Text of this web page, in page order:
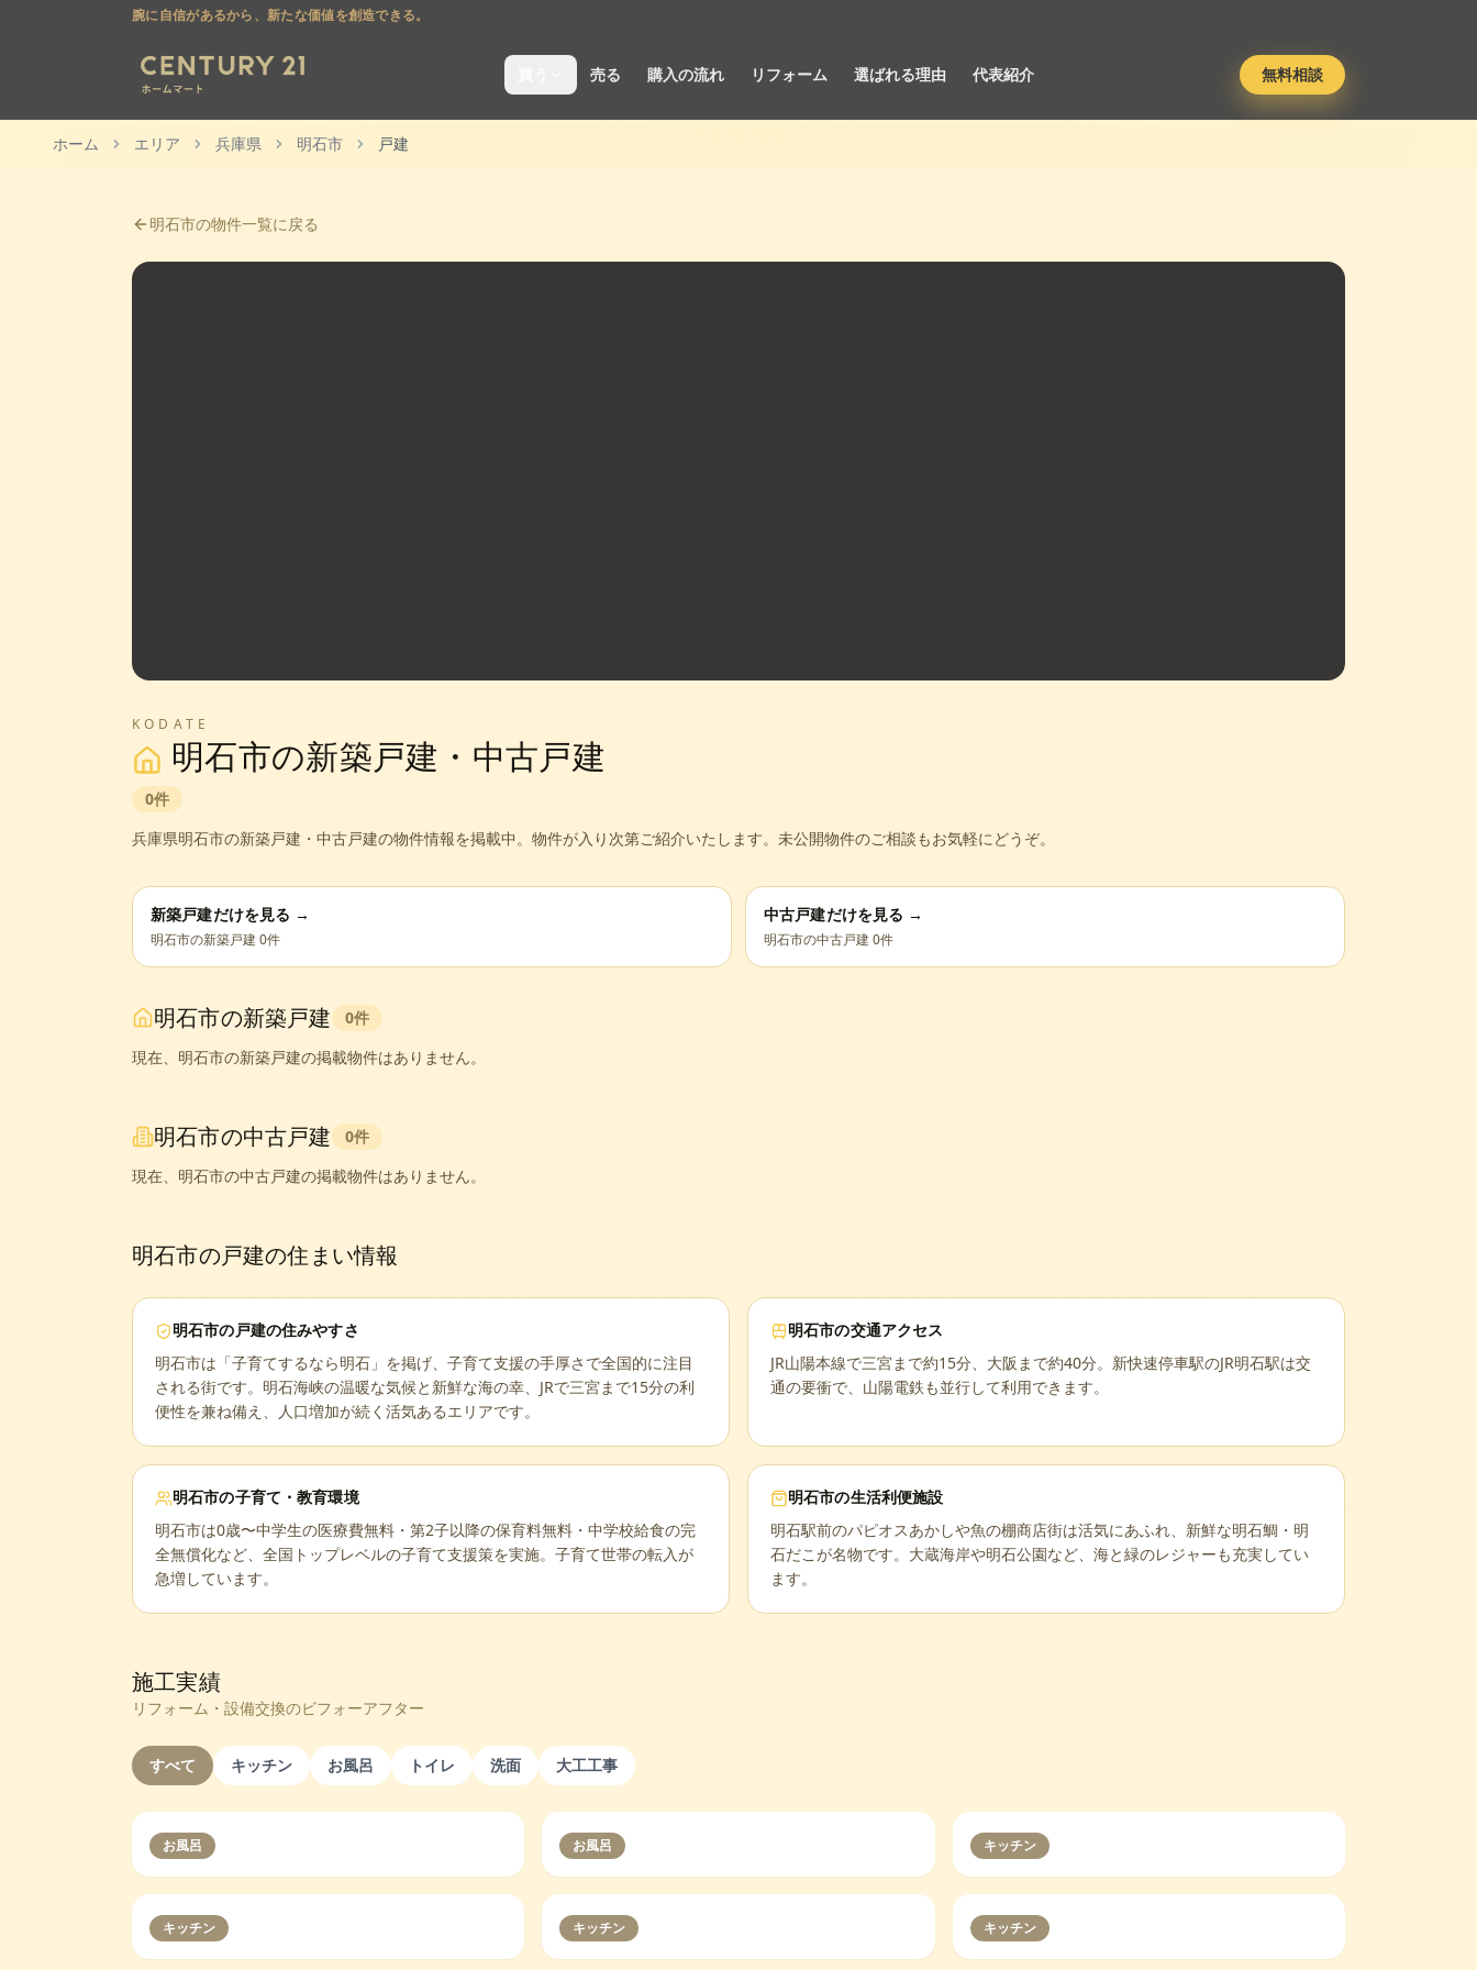
腕に自信があるから、新たな価値を創造できる。
売る 購入の流れ リフォーム 選ばれる理由 代表紹介 無料相談
ホーム エリア 兵庫県 明石市 戸建
明石市の物件一覧に戻る
KODATE
明石市の新築戸建・中古戸建
0件
兵庫県明石市の新築戸建・中古戸建の物件情報を掲載中。 物件が入り次第ご紹介いたします。未公開物件のご相談もお気軽にどうぞ。
新築戸建だけを見る →
明石市の新築戸建0件
中古戸建だけを見る →
明石市の中古戸建0件
明石市の新築戸建 0件
現在、 明石市の新築戸建の掲載物件はありません。
明石市の中古戸建 0件
現在、 明石市の中古戸建の掲載物件はありません。
明石市の戸建の住まい情報
明石市の戸建の住みやすさ
明石市は「子育てするなら明石」を掲げ、子育て支援の手厚さで全国的に注目
される街です。明石海峡の温暖な気候と新鮮な海の幸、JRで三宮まで15分の利
便性を兼ね備え、人口増加が続く活気あるエリアです。
明石市の交通アクセス
JR山陽本線で三宮まで約15分、大阪まで約40分。新快速停車駅のJR明石駅は交
通の要衝で、山陽電鉄も並行して利用できます。
明石市の子育て・教育環境
明石市は0歳〜中学生の医療費無料・第2子以降の保育料無料・中学校給食の完
全無償化など、全国トップレベルの子育て支援策を実施。子育て世帯の転入が
急増しています。
明石市の生活利便施設
明石駅前のパピオスあかしや魚の棚商店街は活気にあふれ、新鮮な明石鯛・明
石だこが名物です。大蔵海岸や明石公園など、海と緑のレジャーも充実してい
ます。
施工実績
リフォーム・設備交換のビフォーアフター
すべて キッチン お風呂 トイレ 洗面 大工工事
お風呂 お風呂 キッチン
キッチン キッチン キッチン